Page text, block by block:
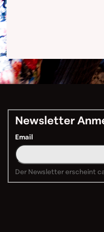
Newsletter
Email
Der Newsletter erscheint